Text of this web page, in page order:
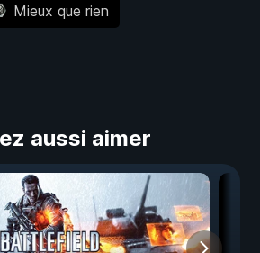
Mieux que rien
aussi aimer